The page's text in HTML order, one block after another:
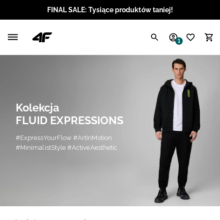
FINAL SALE: Tysiące produktów taniej!
1
Kolekcja
FLUID EXPRESSIONS
#ExpressYourFlow #ArtInMotion
#MinimalistStyle #ActiveAesthetic
Angielski / GBP
Chorwacki / EUR
Czeski / CZK
Litewski / EUR
Łotewski / EUR